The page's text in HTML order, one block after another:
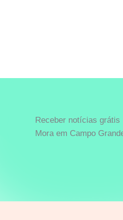
Receber notícias grátis
Mora em Campo